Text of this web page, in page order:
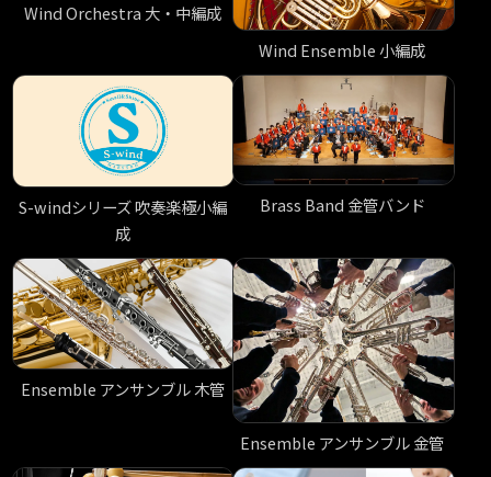
Wind Orchestra 大・中編成
Wind Ensemble 小編成
S-windシリーズ 吹奏楽極小編
成
Brass Band 金管バンド
Ensemble アンサンブル 木管
Ensemble アンサンブル 金管